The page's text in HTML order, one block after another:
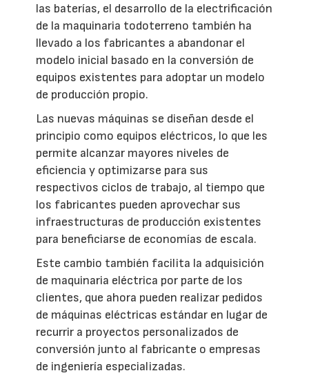
las baterías, el desarrollo de la electrificación
de la maquinaria todoterreno también ha
llevado a los fabricantes a abandonar el
modelo inicial basado en la conversión de
equipos existentes para adoptar un modelo
de producción propio.
Las nuevas máquinas se diseñan desde el
principio como equipos eléctricos, lo que les
permite alcanzar mayores niveles de
eficiencia y optimizarse para sus
respectivos ciclos de trabajo, al tiempo que
los fabricantes pueden aprovechar sus
infraestructuras de producción existentes
para beneficiarse de economías de escala.
Este cambio también facilita la adquisición
de maquinaria eléctrica por parte de los
clientes, que ahora pueden realizar pedidos
de máquinas eléctricas estándar en lugar de
recurrir a proyectos personalizados de
conversión junto al fabricante o empresas
de ingeniería especializadas.